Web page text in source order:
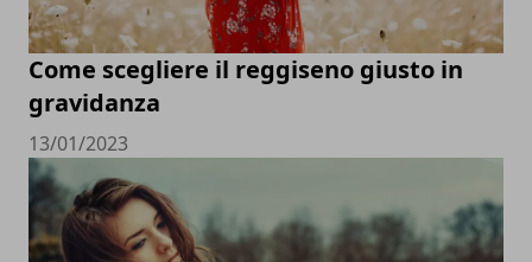
Come scegliere il reggiseno giusto in
gravidanza
13/01/2023